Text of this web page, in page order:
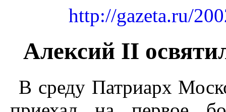
http://gazeta.ru/
Алексий II
В среду Патриарх